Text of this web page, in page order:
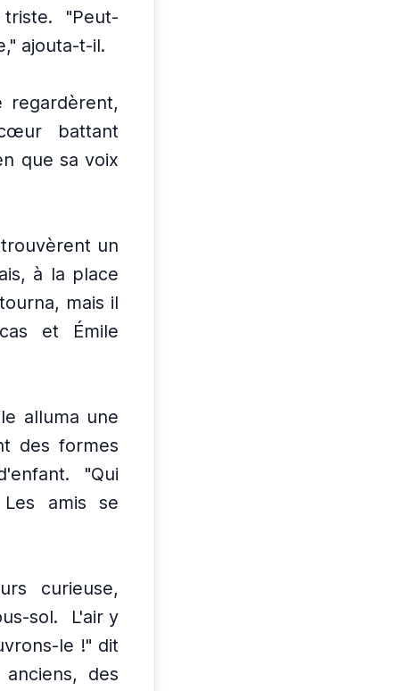
triste.
"Peut-
ajouta-t-il.
regardèrent,
battant
que sa voix
un
à la place
mais il
et Émile
alluma une
des formes
"Qui
Les amis se
curieuse,
sol.
L'air y
le !" dit
des